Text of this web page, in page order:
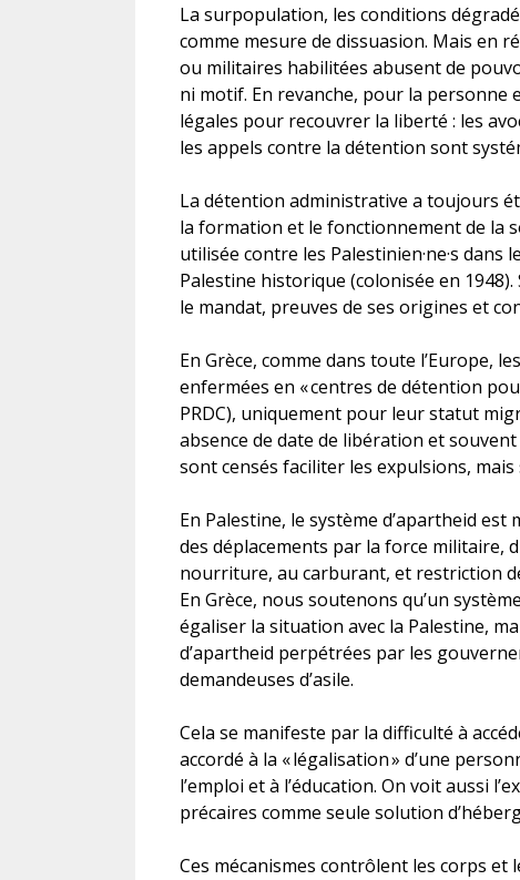
La surpopulation, les conditions
comme mesure de dissuasion. Mais en
ou militaires habilitées abusent de
ni motif. En revanche, pour la personne
légales pour recouvrer la liberté : les
les appels contre la détention sont
La détention administrative a toujours
la formation et le fonctionnement de la
utilisée contre les Palestinien·ne·s
Palestine historique (colonisée en
le mandat, preuves de ses origines et
En Grèce, comme dans toute l’Europe,
enfermées en « centres de détention
PRDC), uniquement pour leur statut
absence de date de libération et
sont censés faciliter les expulsions,
En Palestine, le système d’apartheid
des déplacements par la force militaire,
nourriture, au carburant, et restriction
En Grèce, nous soutenons qu’un
égaliser la situation avec la Palestine,
d’apartheid perpétrées par les
demandeuses d’asile.
Cela se manifeste par la difficulté à
accordé à la « légalisation » d’une
l’emploi et à l’éducation. On voit aussi
précaires comme seule solution
Ces mécanismes contrôlent les corps